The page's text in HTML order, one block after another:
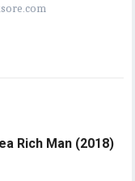
Rich Man (2018)